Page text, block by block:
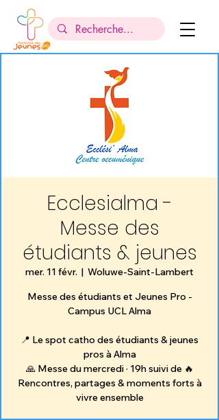
Ecclesialma -
Messe des
étudiants & jeunes
mer. 11 févr.
  |
Woluwe-Saint-Lambert
Messe des étudiants et Jeunes Pro -
Campus UCL Alma
📍 Le spot catho des étudiants & jeunes
pros à Alma
🙏 Messe du mercredi · 19h suivi de 🔥
Rencontres, partages & moments forts à
vivre ensemble